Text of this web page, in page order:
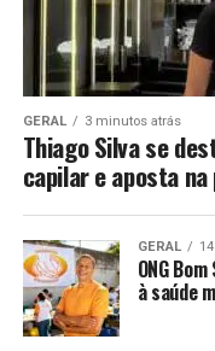
GERAL 3 minutos atrás
Thiago Silva se
capilar e aposta
GERAL
ONG
à saúde